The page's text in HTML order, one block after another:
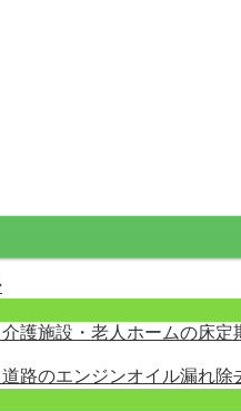
介護施設・老人ホームの床